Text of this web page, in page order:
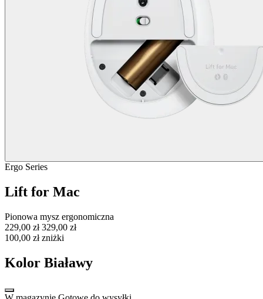
Ergo Series
Lift for Mac
Pionowa mysz ergonomiczna
229,00 zł 329,00 zł
100,00 zł zniżki
Kolor Białawy